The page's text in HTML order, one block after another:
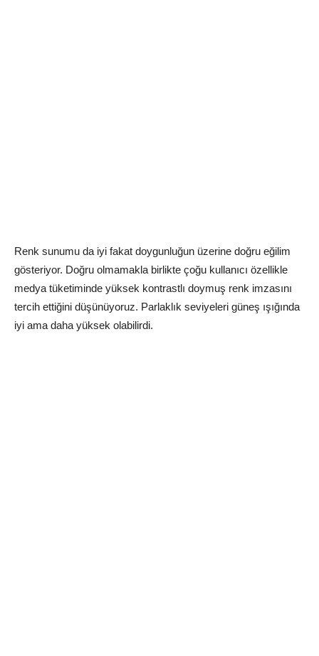
Renk sunumu da iyi fakat doygunluğun üzerine doğru eğilim
gösteriyor. Doğru olmamakla birlikte çoğu kullanıcı özellikle
medya tüketiminde yüksek kontrastlı doymuş renk imzasını
tercih ettiğini düşünüyoruz. Parlaklık seviyeleri güneş ışığında
iyi ama daha yüksek olabilirdi.